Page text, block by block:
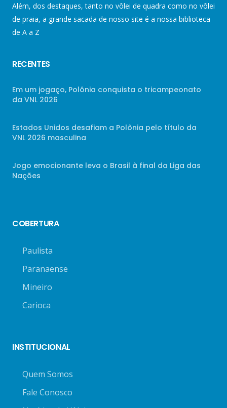
Além, dos destaques, tanto no vôlei de quadra como no vôlei
de praia, a grande sacada de nosso site é a nossa biblioteca
de A a Z
RECENTES
Em um jogaço, Polônia conquista o tricampeonato
da VNL 2026
Estados Unidos desafiam a Polônia pelo título da
VNL 2026 masculina
Jogo emocionante leva o Brasil à final da Liga das
Nações
COBERTURA
Paulista
Paranaense
Mineiro
Carioca
INSTITUCIONAL
Quem Somos
Fale Conosco